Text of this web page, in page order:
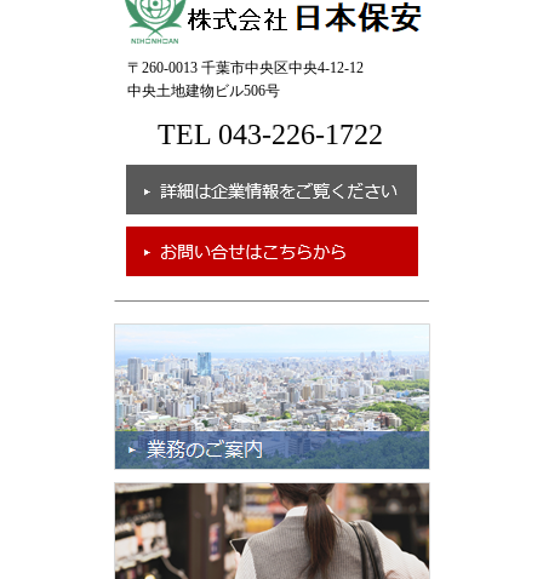
〒260-0013 千葉市中央区中央4-12-12
中央土地建物ビル506号
TEL 043-226-1722